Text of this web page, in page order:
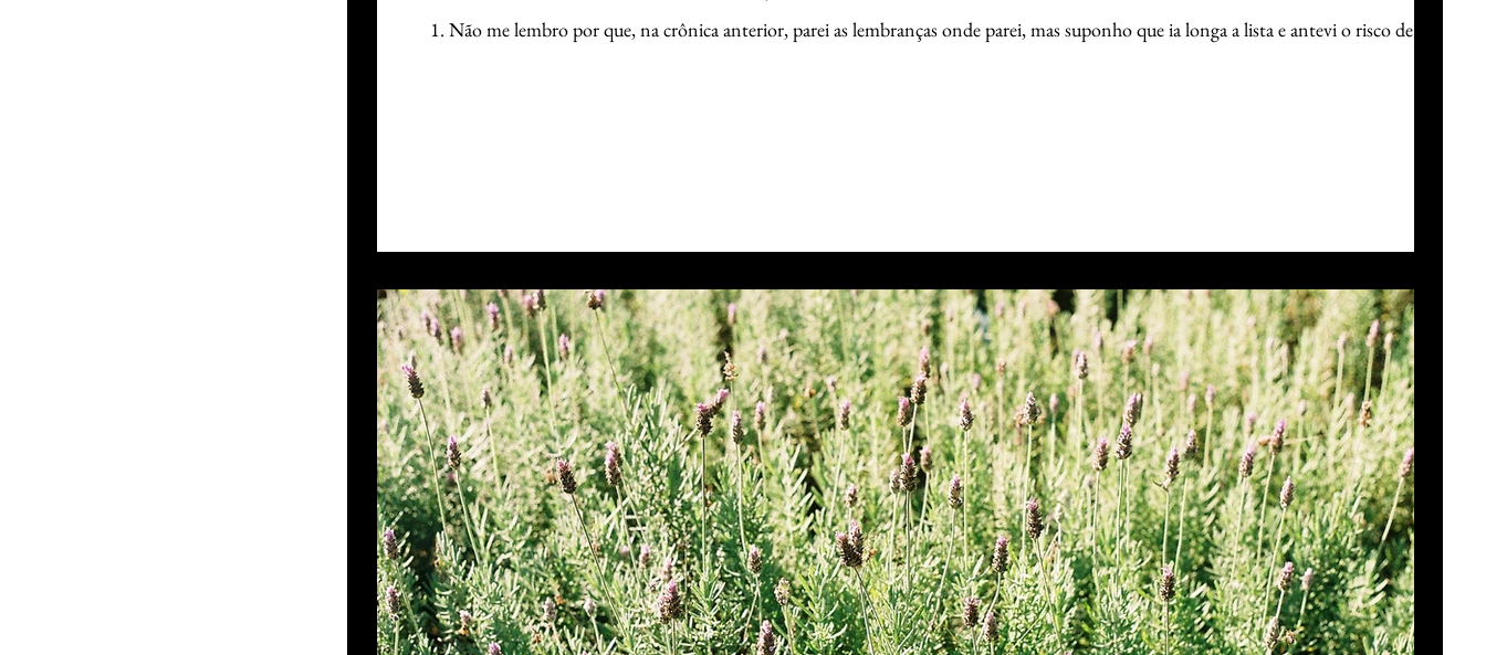
1. Não me lembro por que, na crônica anterior, parei as lembranças onde parei, mas suponho que ia longa a lista e antevi o risco de não...